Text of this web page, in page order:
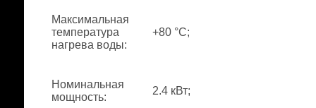
Максимальная
температура
нагрева воды:
+80 °С;
Номинальная
мощность:
2.4 кВт;